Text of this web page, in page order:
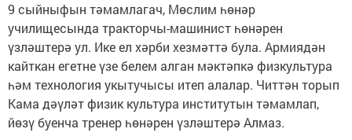
9 сыйныфын тәмамлагач, Мөслим һөнәр
училищесында тракторчы-машинист һөнәрен
үзләштерә ул. Ике ел хәрби хезмәттә була. Армиядән
кайткан егетне үзе белем алган мәктәпкә физкультура
һәм технология укытучысы итеп алалар. Читтән торып
Кама дәүләт физик культура институтын тәмамлап,
йөзү буенча тренер һөнәрен үзләштерә Алмаз.